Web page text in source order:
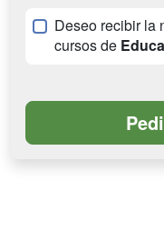
Deseo recibir la
cursos de